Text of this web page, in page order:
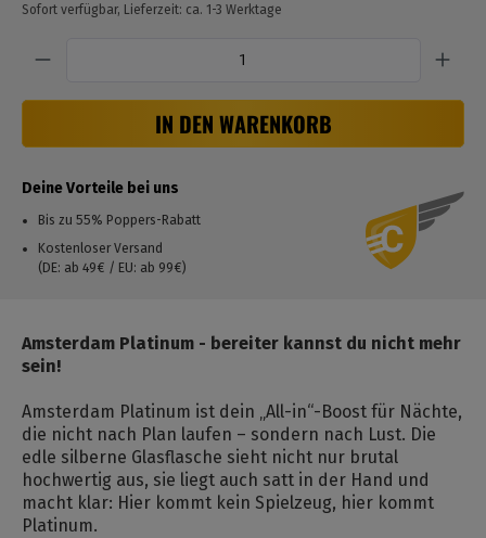
Sofort verfügbar, Lieferzeit: ca. 1-3 Werktage
IN DEN WARENKORB
Deine Vorteile bei uns
Bis zu 55% Poppers-Rabatt
Kostenloser Versand
(DE: ab 49€ / EU: ab 99€)
Amsterdam Platinum - bereiter kannst du nicht mehr
sein!
Amsterdam Platinum ist dein „All-in“-Boost für Nächte,
die nicht nach Plan laufen – sondern nach Lust. Die
edle silberne Glasflasche sieht nicht nur brutal
hochwertig aus, sie liegt auch satt in der Hand und
macht klar: Hier kommt kein Spielzeug, hier kommt
Platinum.